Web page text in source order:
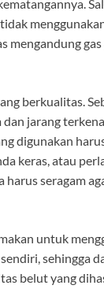
mengandung
berkualitas.
jarang
digunakan
keras, atau
seragam
untuk
sehingga
belut yang